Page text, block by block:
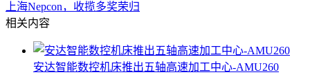
上海Nepcon，收揽多奖荣归
相关内容
安达智能数控机床推出五轴高速加工中心-AMU260